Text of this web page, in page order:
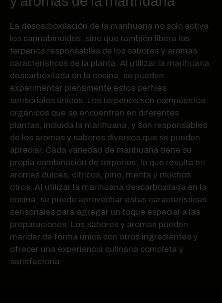
La descarboxilación de la marihuana no solo activa
los cannabinoides, sino que también libera los
terpenos responsables de los sabores y aromas
característicos de la planta. Al utilizar la marihuana
descarboxilada en la cocina, se pueden
experimentar plenamente estos perfiles
sensoriales únicos. Los terpenos son compuestos
orgánicos que se encuentran en diferentes
plantas, incluida la marihuana, y son responsables
de los aromas y sabores diversos que se pueden
apreciar. Cada variedad de marihuana tiene su
propia combinación de terpenos, lo que resulta en
aromas dulces, cítricos, pino, menta y muchos
otros. Al utilizar la marihuana descarboxilada en la
cocina, se puede aprovechar estas características
sensoriales para agregar un toque especial a las
preparaciones. Los sabores y aromas pueden
maridar de forma única con otros ingredientes y
ofrecer una experiencia culinaria completa y
satisfactoria.